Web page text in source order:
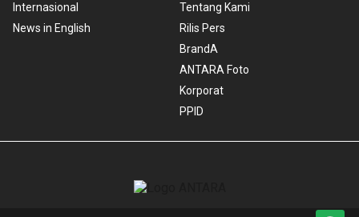
Internasional
News in English
Tentang Kami
Rilis Pers
BrandA
ANTARA Foto
Korporat
PPID